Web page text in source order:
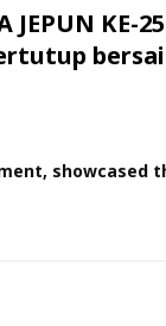
KE-
showcased